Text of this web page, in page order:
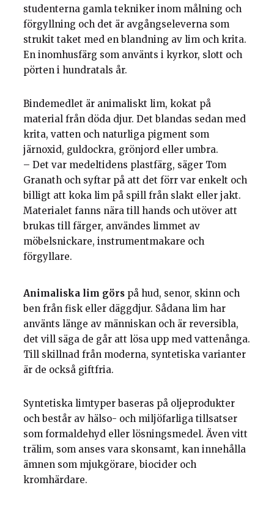
studenterna gamla tekniker inom målning och
förgyllning och det är avgångseleverna som
strukit taket med en blandning av lim och krita.
En inomhusfärg som använts i kyrkor, slott och
pörten i hundratals år.
Bindemedlet är animaliskt lim, kokat på
material från döda djur. Det blandas sedan med
krita, vatten och naturliga pigment som
järnoxid, guldockra, grönjord eller umbra.
– Det var medeltidens plastfärg, säger Tom
Granath och syftar på att det förr var enkelt och
billigt att koka lim på spill från slakt eller jakt.
Materialet fanns nära till hands och utöver att
brukas till färger, användes limmet av
möbelsnickare, instrumentmakare och
förgyllare.
Animaliska lim görs på hud, senor, skinn och
ben från fisk eller däggdjur. Sådana lim har
använts länge av människan och är reversibla,
det vill säga de går att lösa upp med vattenånga.
Till skillnad från moderna, syntetiska varianter
är de också giftfria.
Syntetiska limtyper baseras på oljeprodukter
och består av hälso- och miljöfarliga tillsatser
som formaldehyd eller lösningsmedel. Även vitt
trälim, som anses vara skonsamt, kan innehålla
ämnen som mjukgörare, biocider och
kromhärdare.